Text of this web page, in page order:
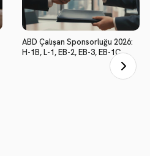
ABD Çalışan Sponsorluğu 2026:
H-1B, L-1, EB-2, EB-3, EB-1C